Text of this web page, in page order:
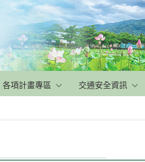
各項計畫專區 交通安全資訊